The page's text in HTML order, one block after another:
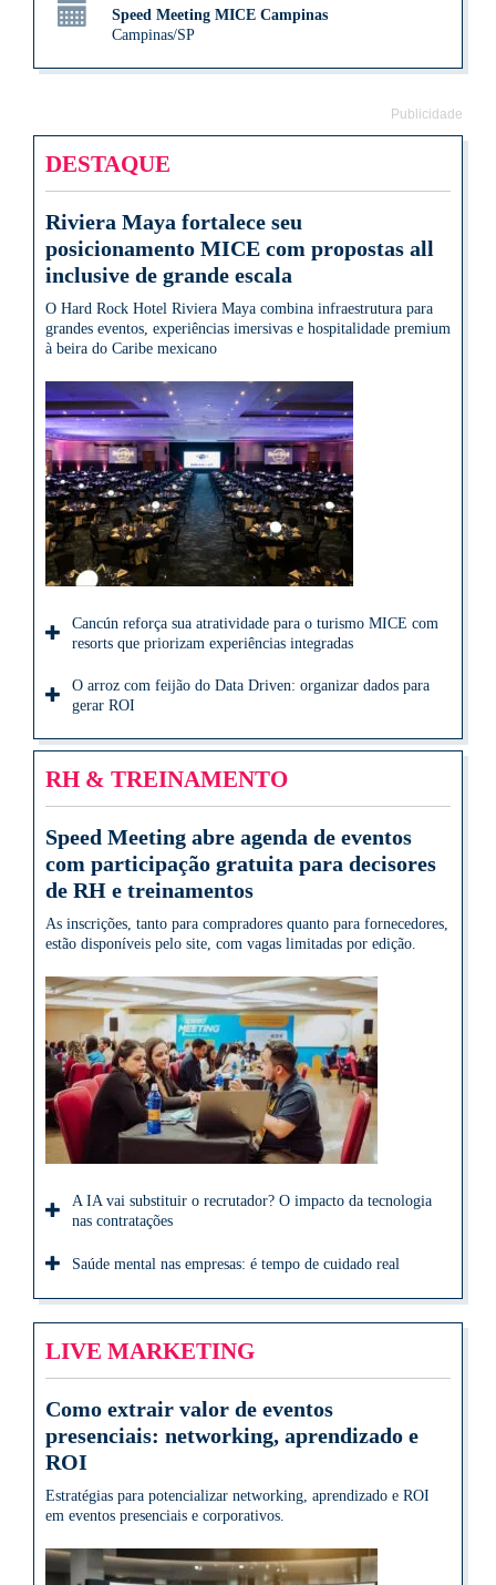
Speed Meeting MICE Campinas
Campinas/SP
Publicidade
DESTAQUE
Riviera Maya fortalece seu
posicionamento MICE com propostas all
inclusive de grande escala
O Hard Rock Hotel Riviera Maya combina infraestrutura para
grandes eventos, experiências imersivas e hospitalidade premium
à beira do Caribe mexicano
Cancún reforça sua atratividade para o turismo MICE com
resorts que priorizam experiências integradas
O arroz com feijão do Data Driven: organizar dados para
gerar ROI
RH & TREINAMENTO
Speed Meeting abre agenda de eventos
com participação gratuita para decisores
de RH e treinamentos
As inscrições, tanto para compradores quanto para fornecedores,
estão disponíveis pelo site, com vagas limitadas por edição.
A IA vai substituir o recrutador? O impacto da tecnologia
nas contratações
Saúde mental nas empresas: é tempo de cuidado real
LIVE MARKETING
Como extrair valor de eventos
presenciais: networking, aprendizado e
ROI
Estratégias para potencializar networking, aprendizado e ROI
em eventos presenciais e corporativos.